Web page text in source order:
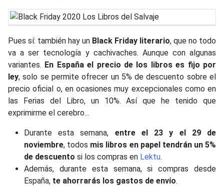
Pues sí: también hay un Black Friday literario, que no todo
va a ser tecnología y cachivaches. Aunque con algunas
variantes. En España el precio de los libros es fijo por
ley, solo se permite ofrecer un 5% de descuento sobre el
precio oficial o, en ocasiones muy excepcionales como en
las Ferias del Libro, un 10%. Así que he tenido que
exprimirme el cerebro...
Durante esta semana, entre el 23 y el 29 de
noviembre, todos mis libros en papel tendrán un 5%
de descuento si los compras en Lektu.
Además, durante esta semana, si compras desde
España, te ahorrarás los gastos de envío.